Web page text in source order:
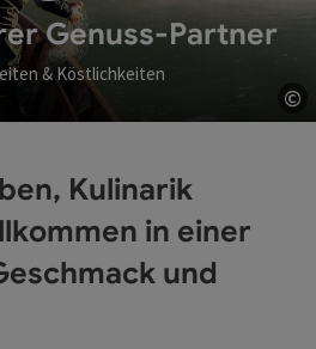
Genuss-Partner
& Köstlichkeiten
©
Kulinarik
in einer
und